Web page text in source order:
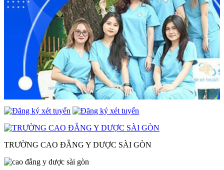
TRƯỜNG CAO ĐẲNG Y DƯỢC SÀI GÒN